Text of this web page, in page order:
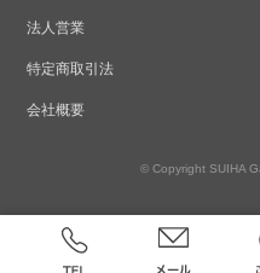
法人営業
特定商取引法
会社概要
© Copyright SUIHA